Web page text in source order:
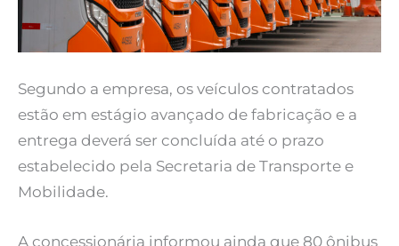
Segundo a empresa, os veículos contratados
estão em estágio avançado de fabricação e a
entrega deverá ser concluída até o prazo
estabelecido pela Secretaria de Transporte e
Mobilidade.
A concessionária informou ainda que 80 ônibus